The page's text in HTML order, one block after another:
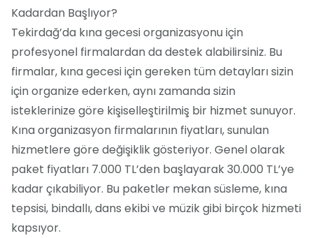
Kadardan Başlıyor?
Tekirdağ’da kına gecesi organizasyonu için
profesyonel firmalardan da destek alabilirsiniz. Bu
firmalar, kına gecesi için gereken tüm detayları sizin
için organize ederken, aynı zamanda sizin
isteklerinize göre kişiselleştirilmiş bir hizmet sunuyor.
Kına organizasyon firmalarının fiyatları, sunulan
hizmetlere göre değişiklik gösteriyor. Genel olarak
paket fiyatları 7.000 TL’den başlayarak 30.000 TL’ye
kadar çıkabiliyor. Bu paketler mekan süsleme, kına
tepsisi, bindallı, dans ekibi ve müzik gibi birçok hizmeti
kapsıyor.